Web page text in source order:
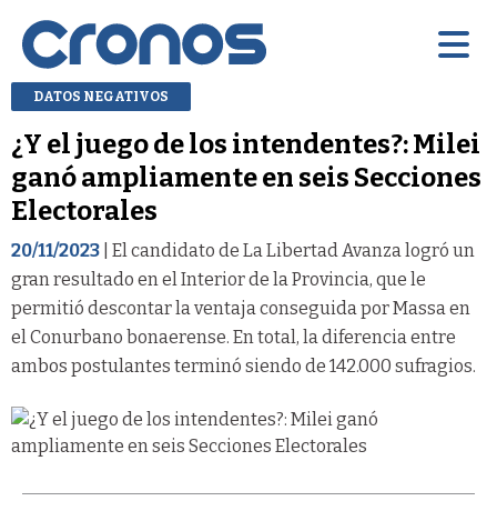
DATOS NEGATIVOS
¿Y el juego de los intendentes?: Milei
ganó ampliamente en seis Secciones
Electorales
20/11/2023 | El candidato de La Libertad Avanza logró un
gran resultado en el Interior de la Provincia, que le
permitió descontar la ventaja conseguida por Massa en
el Conurbano bonaerense. En total, la diferencia entre
ambos postulantes terminó siendo de 142.000 sufragios.